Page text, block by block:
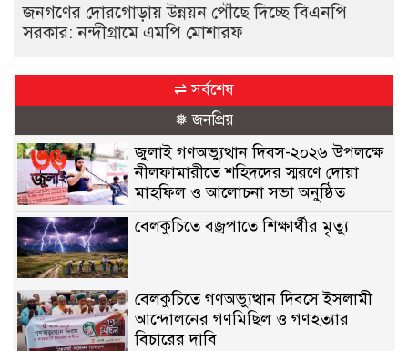
জনগণের দোরগোড়ায় উন্নয়ন পৌঁছে দিচ্ছে বিএনপি
সরকার: নন্দীগ্রামে এমপি মোশারফ
⇌ সর্বশেষ
❅ জনপ্রিয়
জুলাই গণঅভ্যুত্থান দিবস-২০২৬ উপলক্ষে
নীলফামারীতে শহিদদের স্মরণে দোয়া
মাহফিল ও আলোচনা সভা অনুষ্ঠিত
বেলকুচিতে বজ্রপাতে শিক্ষার্থীর মৃত্যু
বেলকুচিতে গণঅভ্যুত্থান দিবসে ইসলামী
আন্দোলনের গণমিছিল ও গণহত্যার
বিচারের দাবি